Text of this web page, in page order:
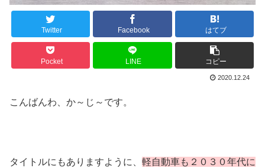
Twitter Facebook はてブ
Pocket LINE コピー
2020.12.24
こんばんわ、か～じ～です。
タイトルにもありますように、 軽自動車も２０３０年代に